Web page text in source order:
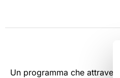
Un programma che